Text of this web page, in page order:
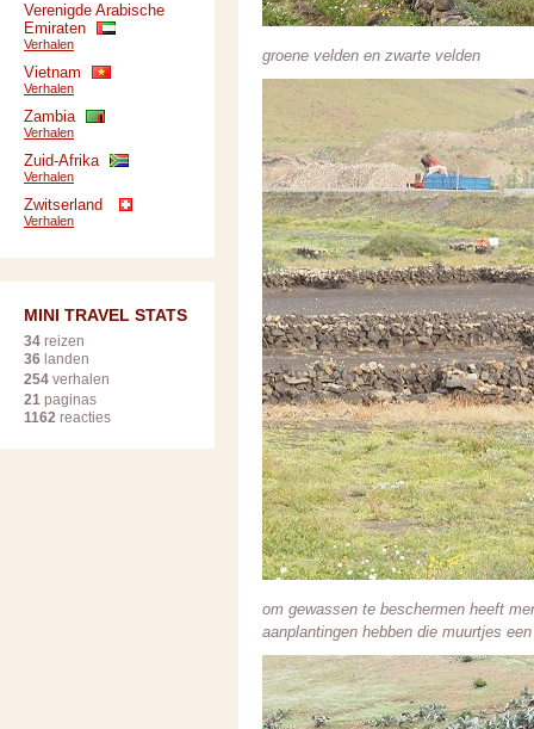
groene velden en zwarte velden
om gewassen te beschermen heeft
aanplantingen hebben die muurtjes
Verenigde Arabische
Emiraten
Verhalen
Vietnam
Verhalen
Zambia
Verhalen
Zuid-Afrika
Verhalen
Zwitserland
Verhalen
MINI TRAVEL STATS
34 reizen
36 landen
254 verhalen
21 paginas
1162 reacties